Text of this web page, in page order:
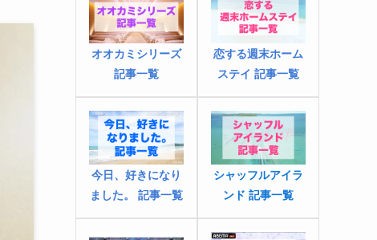
オオカミシリーズ
記事一覧
恋する週末ホーム
ステイ 記事一覧
今日、好きになり
ました。 記事一覧
シャッフルアイラ
ンド 記事一覧